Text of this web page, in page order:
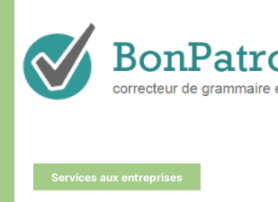
Services aux entreprises